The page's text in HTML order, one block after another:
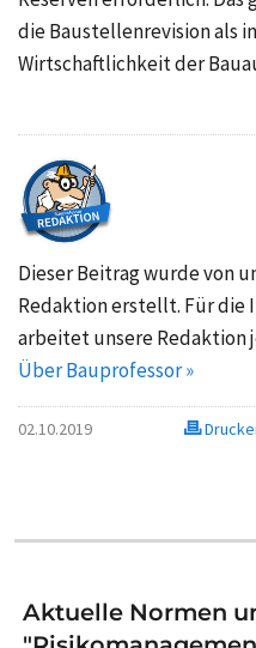
die Baustellenrevision als
Wirtschaftlichkeit der
Dieser Beitrag wurde von
Redaktion erstellt. Für die
arbeitet unsere Redaktion
Über Bauprofessor »
02.10.2019
Aktuelle Normen